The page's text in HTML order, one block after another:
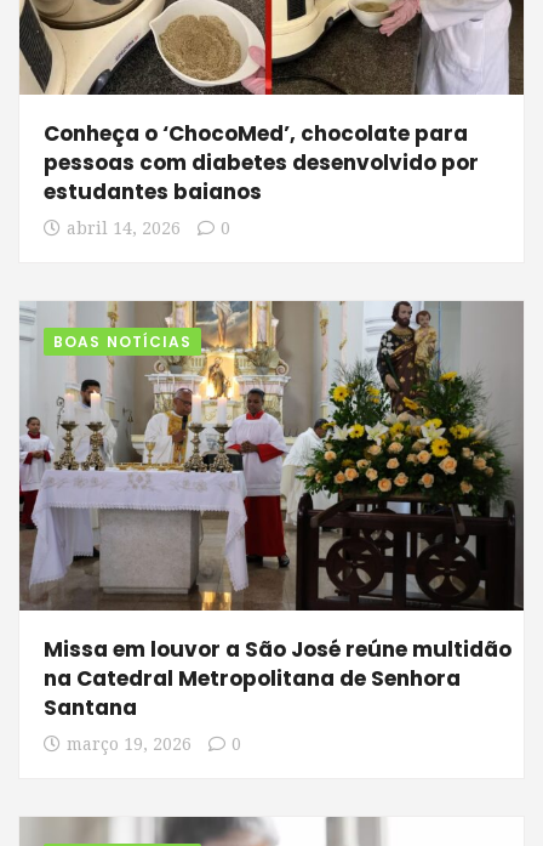
Conheça o ‘ChocoMed’, chocolate para
pessoas com diabetes desenvolvido por
estudantes baianos
abril 14, 2026 0
BOAS NOTÍCIAS
Missa em louvor a São José reúne multidão
na Catedral Metropolitana de Senhora
Santana
março 19, 2026 0